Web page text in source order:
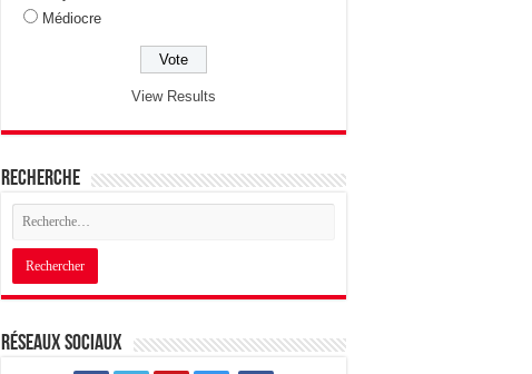
Médiocre
View Results
Recherche
Réseaux sociaux